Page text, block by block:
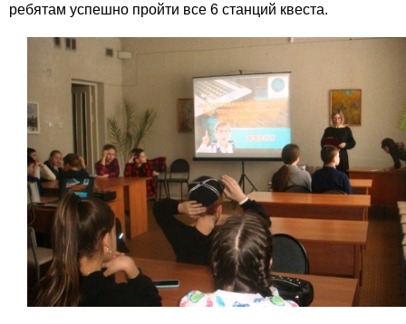
ребятам успешно пройти все 6 станций квеста.